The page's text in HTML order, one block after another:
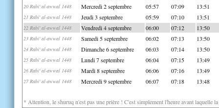
20 Rabi' al-awwal 1448 Mercredi 2 septembre 05:57 07:09 13:51
21 Rabi' al-awwal 1448 Jeudi 3 septembre 05:59 07:10 13:51
22 Rabi' al-awwal 1448 Vendredi 4 septembre 06:00 07:12 13:50
23 Rabi' al-awwal 1448 Samedi 5 septembre 06:02 07:13 13:50
24 Rabi' al-awwal 1448 Dimanche 6 septembre 06:03 07:14 13:50
25 Rabi' al-awwal 1448 Lundi 7 septembre 06:04 07:15 13:49
26 Rabi' al-awwal 1448 Mardi 8 septembre 06:06 07:16 13:49
27 Rabi' al-awwal 1448 Mercredi 9 septembre 06:07 07:18 13:48
* Attention, le shuruq n'est pas une prière ! C'est simplement l'heure avant laquelle